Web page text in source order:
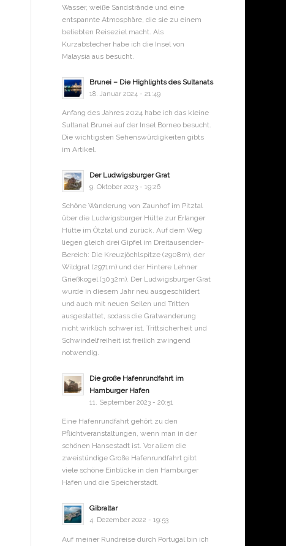
Wasser, weiße Sandstrände und eine
entspannte Atmosphäre, die sie zu einem
beliebten Reiseziel macht. Als
Kurzabstecher habe ich die Insel von
Malaysia aus besucht.
Brunei – Die Highlights des Sultanats
18. Januar 2024 - 21:49
Anfang des Jahres 2024 habe ich das kleine
Sultanat Brunei auf der Insel Borneo besucht.
Die wichtigsten Sehenswürdigkeiten gibts
im Artikel.
Der Ludwigsburger Grat
9. Oktober 2023 - 19:26
Schöne Wanderung von Zaunhof im Pitztal
über die Ludwigsburger Hütte zur Erlanger
Hütte im Ötztal und zurück. Auf dem Weg
liegen gleich drei Gipfel im Dreitausender-
Bereich: Die Kreuzjöchlspitze (2908m), der
Wildgrat (2971m) und der Hintere Lehner
Grießkogel (3032m). Der Ludwigsburger Grat
wurde in diesem Jahr neu ausgeschildert
und auch mit neuen Seilen und Tritten
ausgestattet, sodass die Gratwanderung
nicht wirklich schwer ist. Trittsicherheit und
Schwindelfreiheit ist freilich zwingend
notwendig.
Die große Hafenrundfahrt im
Hamburger Hafen
11. September 2023 - 20:51
Eine Hafenrundfahrt gehört zu den
Pflichtveranstaltungen, wenn man in der
schönen Hansestadt ist. Vor allem die
zweistündige Große Hafenrundfahrt gibt
viele schöne Einblicke in den Hamburger
Hafen und die Speicherstadt.
Gibraltar
4. Dezember 2022 - 19:53
Auf meiner Rundreise durch Portugal bin ich